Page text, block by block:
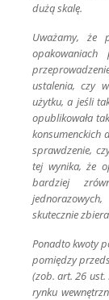
dużą skalę.
Uważamy, że
opakowaniach
ustalenia, czy
użytku, a jeśli
opublikowała
konsumenckich
sprawdzenie,
tej wynika, że
bardziej
skutecznie
Ponadto kwoty
pomiędzy
(zob. art. 26
rynku